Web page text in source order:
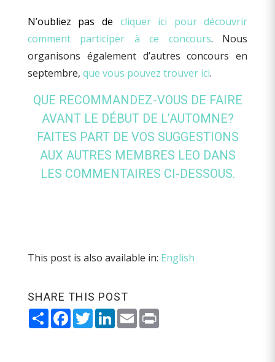
N’oubliez pas de cliquer ici pour découvrir
comment participer à ce concours. Nous
organisons également d’autres concours en
septembre, que vous pouvez trouver ici.
QUE RECOMMANDEZ-VOUS DE FAIRE
AVANT LE DÉBUT DE L’AUTOMNE?
FAITES PART DE VOS SUGGESTIONS
AUX AUTRES MEMBRES LEO DANS
LES COMMENTAIRES CI-DESSOUS.
This post is also available in: English
SHARE THIS POST
ShareFacebook
TwitterLinkedIn
EmailPrint